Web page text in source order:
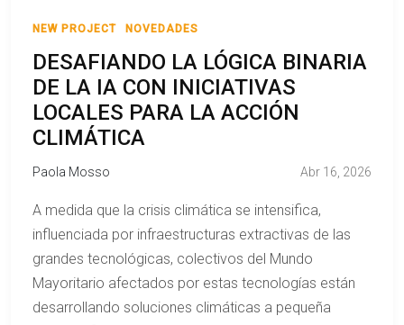
NEW PROJECT NOVEDADES
DESAFIANDO LA LÓGICA BINARIA
DE LA IA CON INICIATIVAS
LOCALES PARA LA ACCIÓN
CLIMÁTICA
Paola Mosso Abr 16, 2026
A medida que la crisis climática se intensifica,
influenciada por infraestructuras extractivas de las
grandes tecnológicas, colectivos del Mundo
Mayoritario afectados por estas tecnologías están
desarrollando soluciones climáticas a pequeña